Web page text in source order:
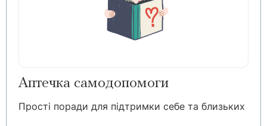
Аптечка самодопомоги
Прості поради для підтримки себе та близьких